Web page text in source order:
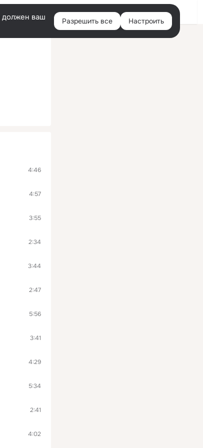
Войти
должен ваш
Разрешить все Настроить
4:46
4:57
3:55
2:34
3:44
2:47
5:56
3:41
4:29
5:34
2:41
4:02